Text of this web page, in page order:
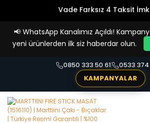
Vade Farksız 4 Taksit
📢 WhatsApp Kanalımız Açıldı!
yeni ürünlerden ilk siz haberdar olun.
0850 333 50 61
0533 374
KAMPANYALAR